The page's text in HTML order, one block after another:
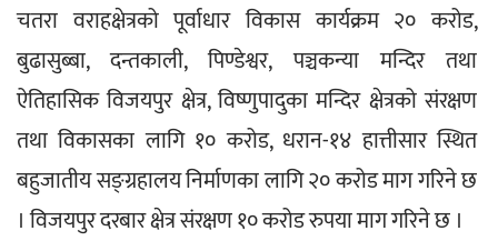
चतरा वराहक्षेत्रको पूर्वाधार विकास कार्यक्रम २० करोड,
बुढासुब्बा, दन्तकाली, पिण्डेश्वर, पञ्चकन्या मन्दिर तथा
ऐतिहासिक विजयपुर क्षेत्र, विष्णुपादुका मन्दिर क्षेत्रको संरक्षण
तथा विकासका लागि १० करोड, धरान-१४ हात्तीसार स्थित
बहुजातीय सङ्ग्रहालय निर्माणका लागि २० करोड माग गरिने छ
। विजयपुर दरबार क्षेत्र संरक्षण १० करोड रुपया माग गरिने छ ।